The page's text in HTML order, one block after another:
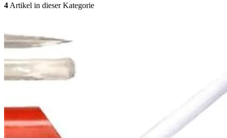
4 Artikel in dieser Kategorie